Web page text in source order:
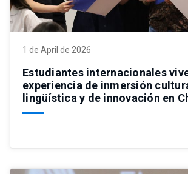
1 de April de 2026
Estudiantes internacionales
experiencia de inmersión
lingüística y de innovación en